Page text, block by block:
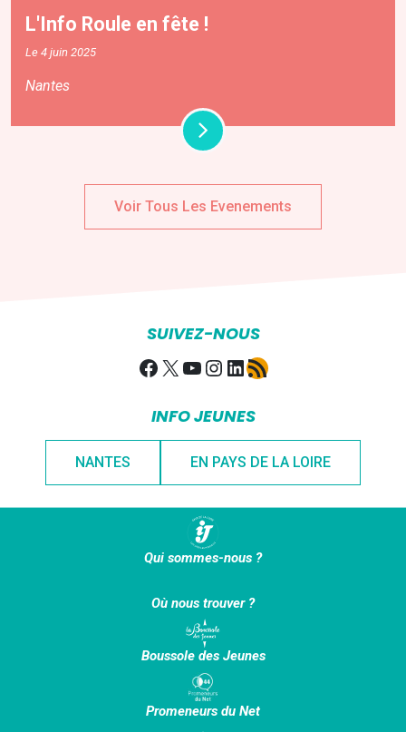
L'Info Roule en fête !
Le 4 juin 2025
Nantes
Voir Tous Les Evenements
SUIVEZ-NOUS
Facebook
X YouTube
Instagram
LinkedIn
Flux RSS
INFO JEUNES
NANTES EN PAYS DE LA LOIRE
Qui sommes-nous ?
Où nous trouver ?
Boussole des Jeunes
Promeneurs du Net